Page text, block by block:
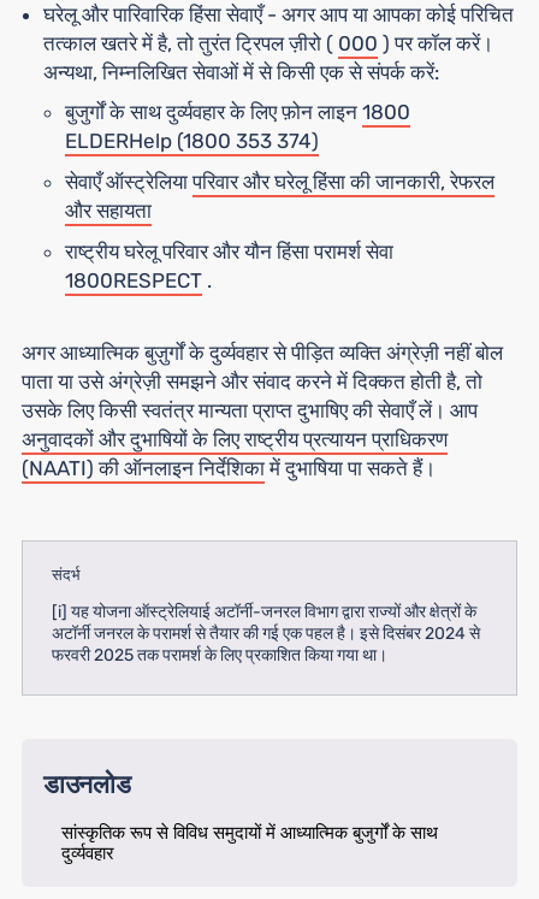
घरेलू और पारिवारिक हिंसा सेवाएँ- अगर आप या आपका कोई परिचित
तत्काल खतरे में है, तो तुरंत ट्रिपल ज़ीरो ( 000 ) पर कॉल करें।
अन्यथा, निम्नलिखित सेवाओं में से किसी एक से संपर्क करें:
बुजुर्गों के साथ दुर्व्यवहार के लिए फ़ोन लाइन 1800
ELDERHelp (1800 353 374)
सेवाएँ ऑस्ट्रेलियापरिवार और घरेलू हिंसा की जानकारी, रेफरल
और सहायता
राष्ट्रीय घरेलू परिवार और यौन हिंसा परामर्श सेवा
1800RESPECT .
अगर आध्यात्मिक बुज़ुर्गों के दुर्व्यवहार से पीड़ित व्यक्ति अंग्रेज़ी नहीं बोल
पाता या उसे अंग्रेज़ी समझने और संवाद करने में दिक्कत होती है, तो
उसके लिए किसी स्वतंत्र मान्यता प्राप्त दुभाषिए की सेवाएँ लें। आप
अनुवादकों और दुभाषियों के लिए राष्ट्रीय प्रत्यायन प्राधिकरण
(NAATI) की ऑनलाइन निर्देशिकामें दुभाषिया पा सकते हैं।
संदर्भ
[i] यह योजना ऑस्ट्रेलियाई अटॉर्नी-जनरल विभाग द्वारा राज्यों और क्षेत्रों के
अटॉर्नी जनरल के परामर्श से तैयार की गई एक पहल है। इसे दिसंबर 2024 से
फरवरी 2025 तक परामर्श के लिए प्रकाशित किया गया था।
डाउनलोड
सांस्कृतिक रूप से विविध समुदायों में आध्यात्मिक बुजुर्गों के साथ
दुर्व्यवहार